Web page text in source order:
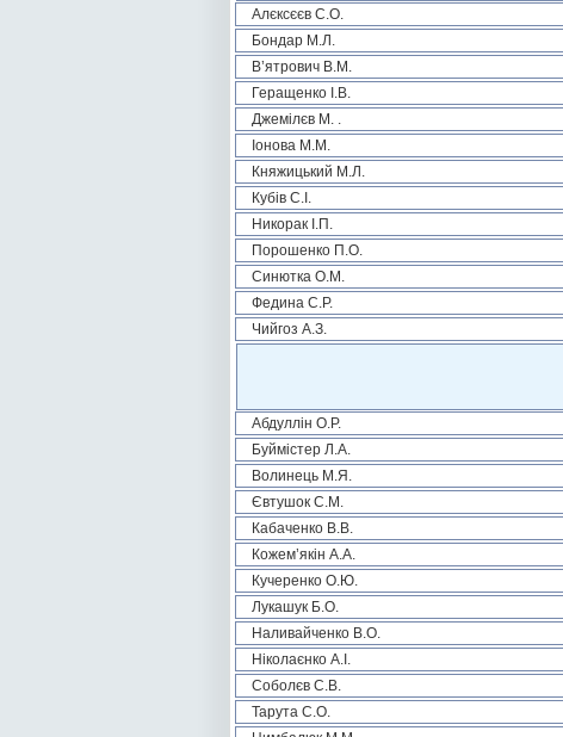
Алєксєєв С.О.
Бондар М.Л.
В’ятрович В.М.
Геращенко І.В.
Джемілєв М. .
Іонова М.М.
Княжицький М.Л.
Кубів С.І.
Никорак І.П.
Порошенко П.О.
Синютка О.М.
Федина С.Р.
Чийгоз А.З.
Абдуллін О.Р.
Буймістер Л.А.
Волинець М.Я.
Євтушок С.М.
Кабаченко В.В.
Кожем’якін А.А.
Кучеренко О.Ю.
Лукашук Б.О.
Наливайченко В.О.
Ніколаєнко А.І.
Соболєв С.В.
Тарута С.О.